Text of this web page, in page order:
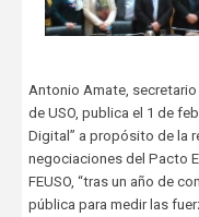
Antonio Amate, secretario
de USO, publica el 1 de
Digital” a propósito de la
negociaciones del Pacto
FEUSO, “tras un año de
pública para medir las